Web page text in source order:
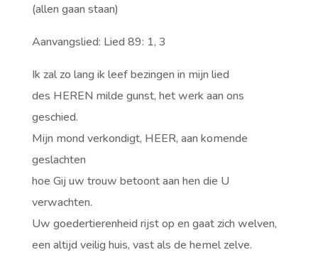
(allen gaan staan)
Aanvangslied: Lied 89: 1, 3
Ik zal zo lang ik leef bezingen in mijn lied
des HEREN milde gunst, het werk aan ons
geschied.
Mijn mond verkondigt, HEER, aan komende
geslachten
hoe Gij uw trouw betoont aan hen die U
verwachten.
Uw goedertierenheid rijst op en gaat zich welven,
een altijd veilig huis, vast als de hemel zelve.